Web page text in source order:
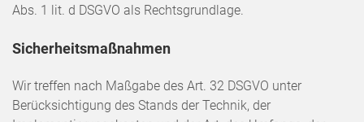
Abs. 1 lit. d DSGVO als Rechtsgrundlage.
Sicherheitsmaßnahmen
Wir treffen nach Maßgabe des Art. 32 DSGVO unter
Berücksichtigung des Stands der Technik, der